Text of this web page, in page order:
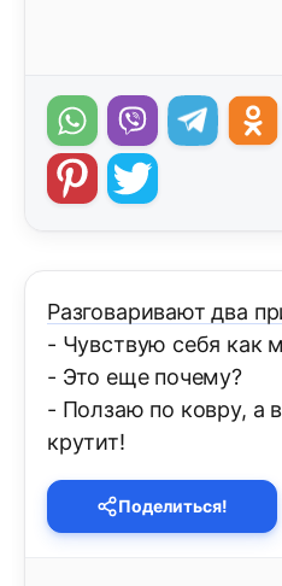
Разговаривают два
- Чувствую себя как
- Это еще почему?
- Ползаю по ковру, а
крутит!
Поделиться!